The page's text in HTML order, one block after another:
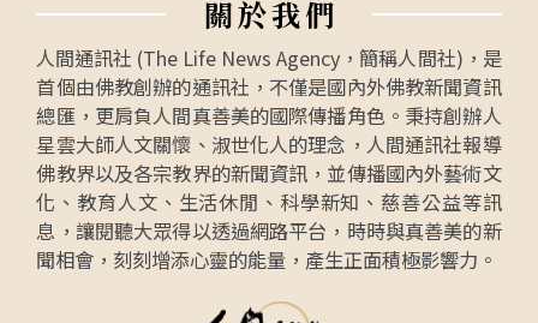
關於我們
人間通訊社 (The Life News Agency，簡稱人間社)，是
首個由佛教創辦的通訊社，不僅是國內外佛教新聞資訊
總匯，更肩負人間真善美的國際傳播角色。秉持創辦人
星雲大師人文關懷、淑世化人的理念，人間通訊社報導
佛教界以及各宗教界的新聞資訊，並傳播國內外藝術文
化、教育人文、生活休閒、科學新知、慈善公益等訊
息，讓閱聽大眾得以透過網路平台，時時與真善美的新
聞相會，刻刻增添心靈的能量，產生正面積極影響力。